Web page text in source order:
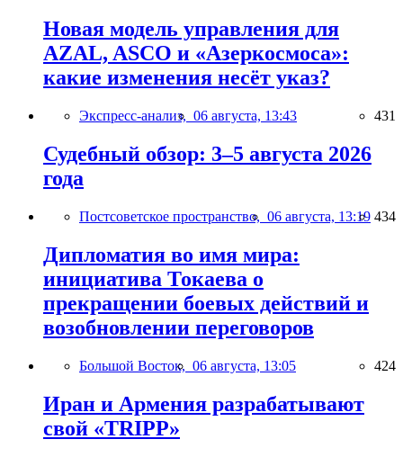
Новая модель управления для
AZAL, ASCO и «Азеркосмоса»:
какие изменения несёт указ?
Экспресс-анализ, 06 августа, 13:43 431
Судебный обзор: 3–5 августа 2026
года
Постсоветское пространство, 06 августа, 13:19 434
Дипломатия во имя мира:
инициатива Токаева о
прекращении боевых действий и
возобновлении переговоров
Большой Восток, 06 августа, 13:05 424
Иран и Армения разрабатывают
свой «TRIPP»